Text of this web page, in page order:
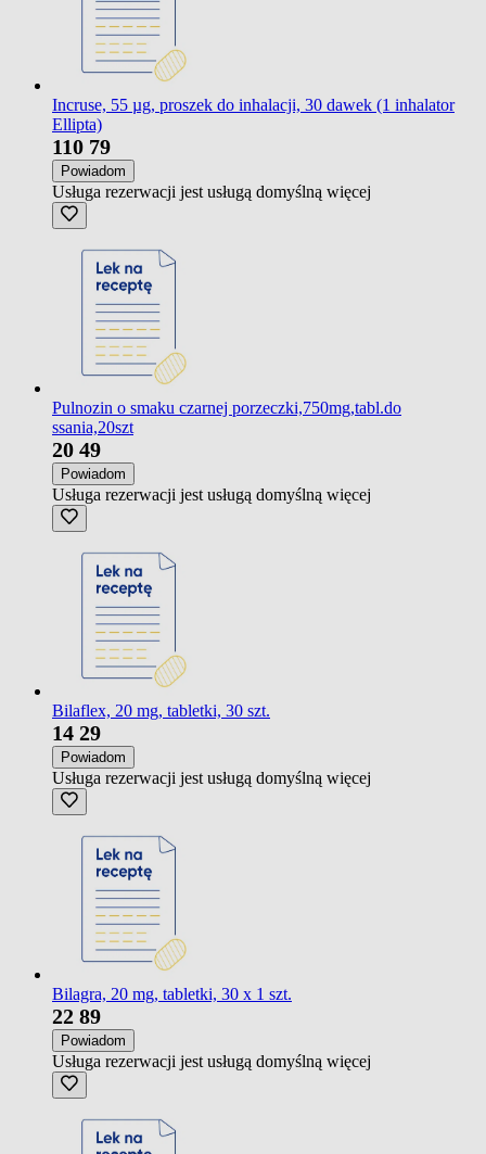
Incruse, 55 µg, proszek do inhalacji, 30 dawek (1 inhalator
Ellipta)
110 79
Powiadom
Usługa rezerwacji jest usługą domyślną więcej
Pulnozin o smaku czarnej porzeczki,750mg,tabl.do
ssania,20szt
20 49
Powiadom
Usługa rezerwacji jest usługą domyślną więcej
Bilaflex, 20 mg, tabletki, 30 szt.
14 29
Powiadom
Usługa rezerwacji jest usługą domyślną więcej
Bilagra, 20 mg, tabletki, 30 x 1 szt.
22 89
Powiadom
Usługa rezerwacji jest usługą domyślną więcej